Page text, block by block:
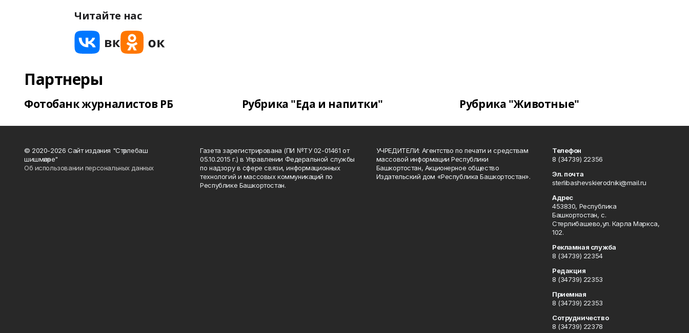
Читайте нас
Партнеры
Фотобанк журналистов РБ Рубрика "Еда и напитки" Рубрика "Животные"
© 2020-2026 Сайт издания "Стәрлебаш
шишмәләре"
Об использовании персональных данных
Газета зарегистрирована (ПИ №ТУ 02-01461 от
05.10.2015 г.) в Управлении Федеральной службы
по надзору в сфере связи, информационных
технологий и массовых коммуникаций по
Республике Башкортостан.
УЧРЕДИТЕЛИ: Агентство по печати и средствам
массовой информации Республики
Башкортостан, Акционерное общество
Издательский дом «Республика Башкортостан».
Телефон
8 (34739) 22356
Эл. почта
sterlibashevskierodniki@mail.ru
Адрес
453830, Республика
Башкортостан, c.
Стерлибашево,ул. Карла Маркса,
102.
Рекламная служба
8 (34739) 22354
Редакция
8 (34739) 22353
Приемная
8 (34739) 22353
Сотрудничество
8 (34739) 22378